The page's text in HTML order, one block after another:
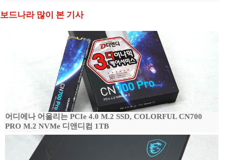
보드나라 많이 본 기사
어디에나 어울리는 PCIe 4.0 M.2 SSD, COLORFUL CN700
PRO M.2 NVMe 디앤디컴 1TB